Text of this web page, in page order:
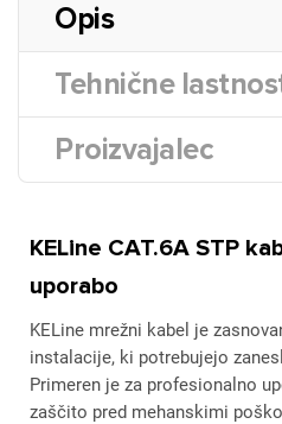
Opis
Tehnične
Proizvajalec
KELine CAT.6A STP
uporabo
KELine mrežni kabel je
instalacije, ki potrebujejo
Primeren je za profesionalno
zaščito pred mehanskimi